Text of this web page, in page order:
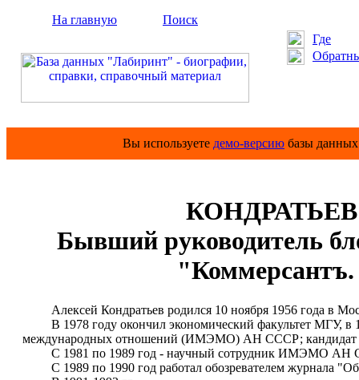
На главную
Поиск
Где
Вы используете демо-версию базы
КОНДРАТЬЕВ
Бывший руководитель
Алексей Кондратьев родился 10 ноября 1956 года в
В 1978 году окончил экономический факультет МГУ, в
международных отношений (ИМЭМО) АН СССР; кандидат
С 1981 по 1989 год - научный сотрудник ИМЭМО АН
С 1989 по 1990 год работал обозревателем журнала